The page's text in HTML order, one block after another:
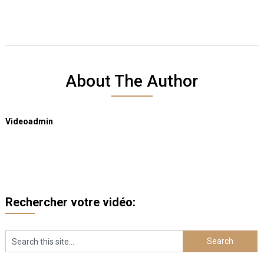
About The Author
Videoadmin
Rechercher votre vidéo: